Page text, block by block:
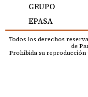
GRUPO
EPASA
Todos los derechos
de
Prohibida su